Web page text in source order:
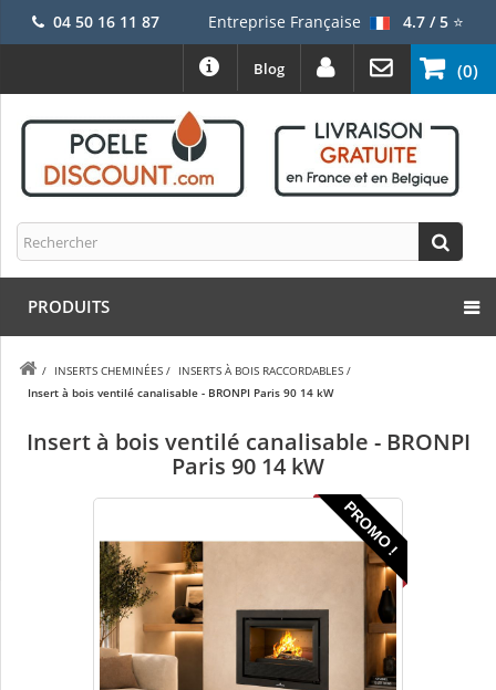
04 50 16 11 87 Entreprise Française 4.7 / 5⭐
(0)
Blog
PRODUITS
/ INSERTS CHEMINÉES / INSERTS À BOIS RACCORDABLES /
Insert à bois ventilé canalisable - BRONPI Paris 90 14 kW
Insert à bois ventilé canalisable - BRONPI
Paris 90 14 kW
PROMO !